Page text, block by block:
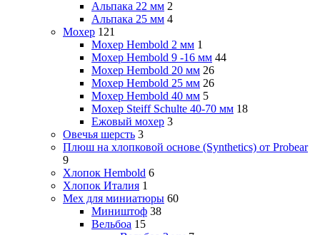
Альпака 22 мм 2
Альпака 25 мм 4
Мохер 121
Мохер Hembold 2 мм 1
Мохер Hembold 9 -16 мм 44
Мохер Hembold 20 мм 26
Мохер Hembold 25 мм 26
Мохер Hembold 40 мм 5
Мохер Steiff Schulte 40-70 мм 18
Ежовый мохер 3
Овечья шерсть 3
Плюш на хлопковой основе (Synthetics) от Probear
9
Хлопок Hembold 6
Хлопок Италия 1
Мех для миниатюры 60
Миништоф 38
Вельбоа 15